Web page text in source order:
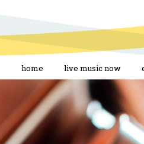
home live music now